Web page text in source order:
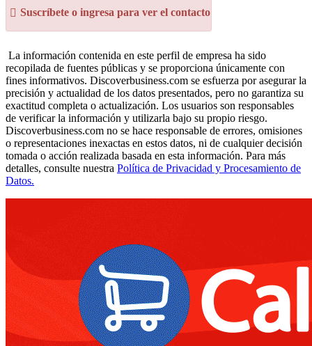
Suscríbete o ingresa para ver el contacto
La información contenida en este perfil de empresa ha sido
recopilada de fuentes públicas y se proporciona únicamente con
fines informativos. Discoverbusiness.com se esfuerza por asegurar la
precisión y actualidad de los datos presentados, pero no garantiza su
exactitud completa o actualización. Los usuarios son responsables
de verificar la información y utilizarla bajo su propio riesgo.
Discoverbusiness.com no se hace responsable de errores, omisiones
o representaciones inexactas en estos datos, ni de cualquier decisión
tomada o acción realizada basada en esta información. Para más
detalles, consulte nuestra Política de Privacidad y Procesamiento de
Datos.